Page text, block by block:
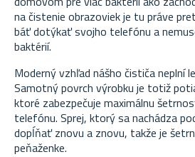
na čistenie obrazoviek je tu práve
báť dotýkať svojho telefónu a
baktérií.
Moderný vzhľad nášho čističa neplní
Samotný povrch výrobku je totiž
ktoré zabezpečuje maximálnu
telefónu. Sprej, ktorý sa nachádza
dopĺňať znovu a znovu, takže je
peňaženke.